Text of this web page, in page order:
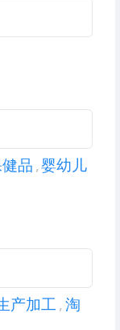
品,婴幼儿
产加工,淘